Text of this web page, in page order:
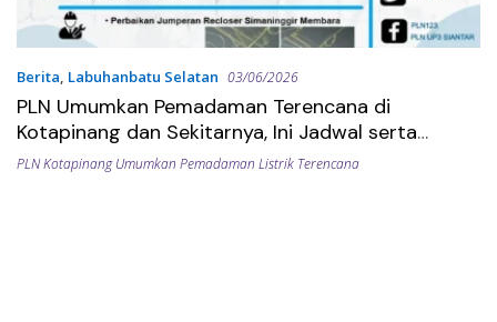
Berita, Labuhanbatu Selatan 03/06/2026
PLN Umumkan Pemadaman Terencana di
Kotapinang dan Sekitarnya, Ini Jadwal serta
Wilayah Terdampak
PLN Kotapinang Umumkan Pemadaman Listrik Terencana